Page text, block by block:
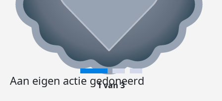
Aan eigen actie gedoneerd
1 van 3